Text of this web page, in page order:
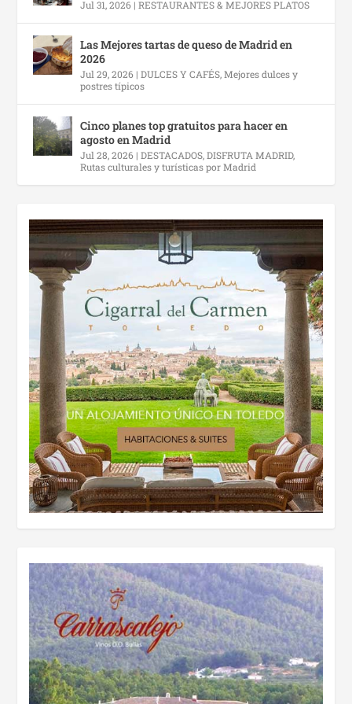
Jul 31, 2026 |RESTAURANTES & MEJORES PLATOS
Las Mejores tartas de queso de Madrid en
2026
Jul 29, 2026 |DULCES Y CAFÉS,Mejores dulces y
postres típicos
Cinco planes top gratuitos para hacer en
agosto en Madrid
Jul 28, 2026 |DESTACADOS,DISFRUTA MADRID,
Rutas culturales y turísticas por Madrid